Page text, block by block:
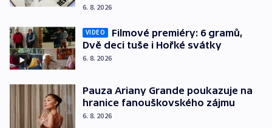
6. 8. 2026
VIDEO
Filmové premiéry: 6 gramů,
Dvě deci tuše i Hořké svátky
6. 8. 2026
Pauza Ariany Grande poukazuje na
hranice fanouškovského zájmu
6. 8. 2026